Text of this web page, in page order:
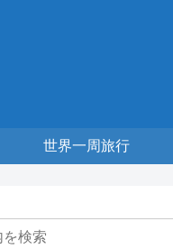
世界一周旅行